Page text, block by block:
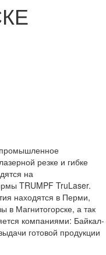
резке и гибке
на
TRUMPF TruLaser.
находятся в Перми,
в Магнитогорске, а так
компаниями: Байкал-
готовой продукции